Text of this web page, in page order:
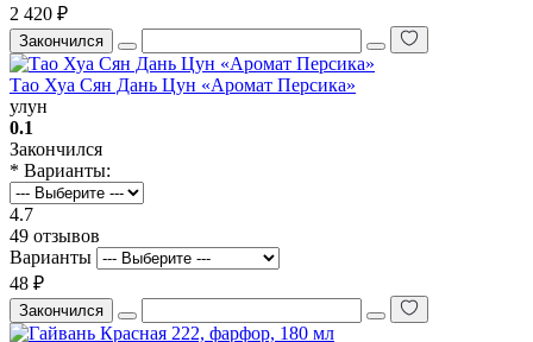
2 420 ₽
Закончился
Тао Хуа Сян Дань Цун «Аромат Персика»
улун
0.1
Закончился
* Варианты:
4.7
49 отзывов
Варианты
48 ₽
Закончился